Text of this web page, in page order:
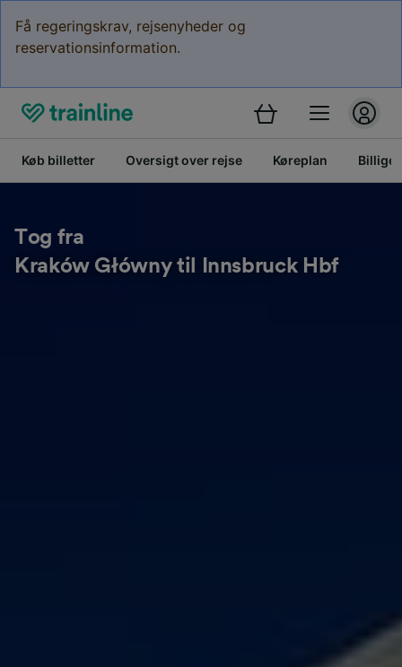
Få regeringskrav, rejsenyheder og
reservationsinformation.
Køb billetter Oversigt over rejse Køreplan Billige
Tog fra
Kraków Główny til Innsbruck Hbf